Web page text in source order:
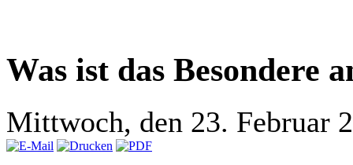
Was ist das Besondere
Mittwoch, den 23. Februar